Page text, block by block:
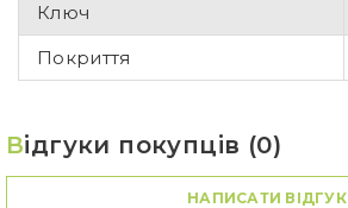
Ключ
Покриття
Відгуки покупців (0)
НАПИСАТИ ВІДГУК